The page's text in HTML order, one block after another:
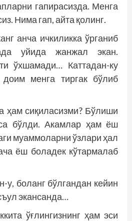
гапирасизда. Менга
Нима гап, айта қолинг.
анча ичкиликка ўрганиб
уйида жанжал экан.
ўхшамади… Каттадан-ку
менга тиргак бўлиб
ҳам сиқиласизми? Бўлиши
бўлди. Акамлар ҳам ёш
муаммоларни ўзлари ҳал
ёш боладек кўтармалаб
боланг бўлгандан кейин
экансанда…
ўғлингизнинг ҳам эси